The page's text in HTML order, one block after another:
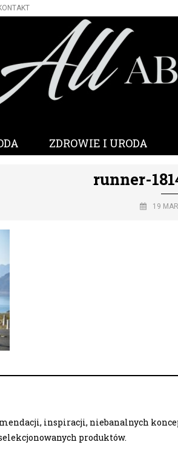
ZDROWIE I URODA
runner-
19
inspiracji, niebanalnych
produktów.